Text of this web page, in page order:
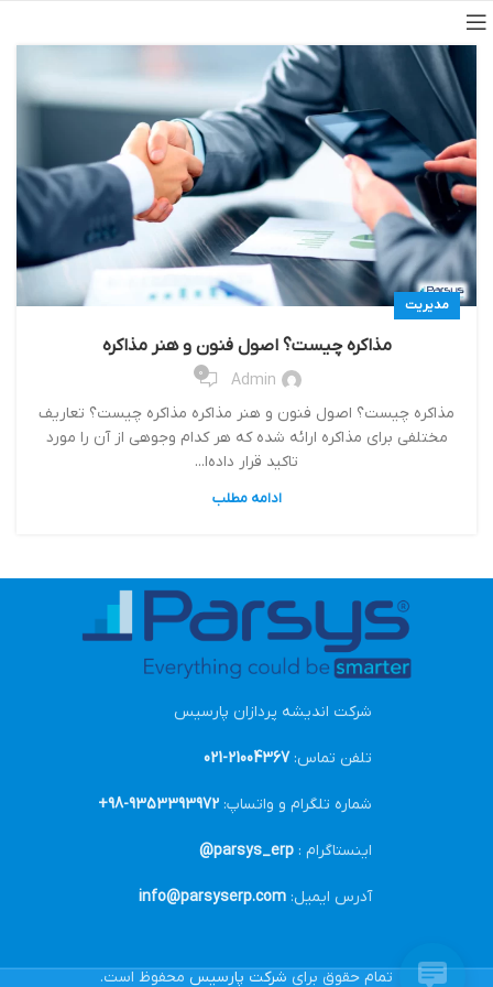
مدیریت
مذاکره چیست؟ اصول فنون و هنر مذاکره
Admin
0
مذاکره چیست؟ اصول فنون و هنر مذاکره مذاکره چیست؟ تعاریف
مختلفی برای مذاکره ارائه شده که هر کدام وجوهی از آن را مورد
تاکید قرار داده‌ا...
ادامه مطلب
شرکت اندیشه پردازان پارسیس
تلفن تماس:21004367-021
شماره تلگرام و واتساپ: 9353393972-98+
اینستاگرام : parsys_erp@
آدرس ایمیل: info@parsyserp.com
تمام حقوق برای شرکت پارسیس محفوظ است.